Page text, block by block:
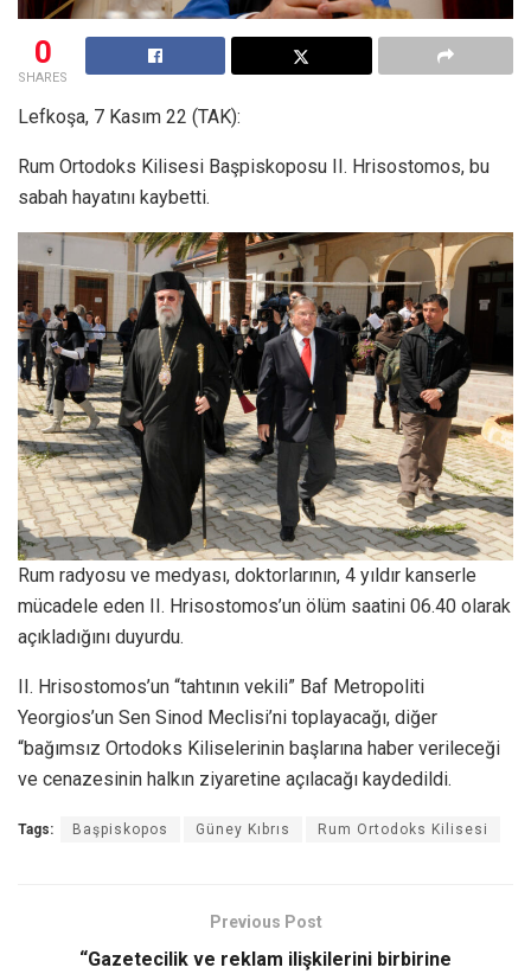
0
SHARES
Lefkoşa, 7 Kasım 22 (TAK):
Rum Ortodoks Kilisesi Başpiskoposu II. Hrisostomos, bu
sabah hayatını kaybetti.
Rum radyosu ve medyası, doktorlarının, 4 yıldır kanserle
mücadele eden II. Hrisostomos’un ölüm saatini 06.40 olarak
açıkladığını duyurdu.
II. Hrisostomos’un “tahtının vekili” Baf Metropoliti
Yeorgios’un Sen Sinod Meclisi’ni toplayacağı, diğer
“bağımsız Ortodoks Kiliselerinin başlarına haber verileceği
ve cenazesinin halkın ziyaretine açılacağı kaydedildi.
Tags: Başpiskopos Güney Kıbrıs Rum Ortodoks Kilisesi
Previous Post
“Gazetecilik ve reklam ilişkilerini birbirine